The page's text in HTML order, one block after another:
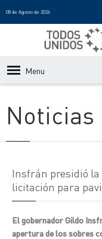
08 de Agosto de 2026
Menu
Noticias
Insfrán presidió la
licitación para
El gobernador Gildo
apertura de los sobres